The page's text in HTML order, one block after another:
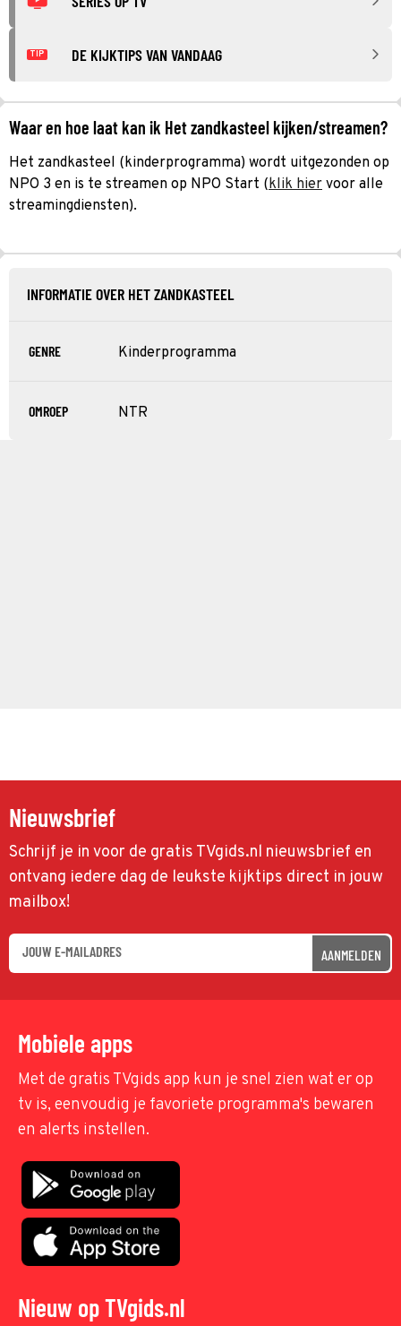
TIP DE KIJKTIPS VAN VANDAAG
Waar en hoe laat kan ik Het zandkasteel kijken/streamen?
Het zandkasteel (kinderprogramma) wordt uitgezonden op
NPO 3 en is te streamen op NPO Start (klik hier voor alle
streamingdiensten).
INFORMATIE OVER HET ZANDKASTEEL
GENRE Kinderprogramma
OMROEP NTR
Nieuwsbrief
Schrijf je in voor de gratis TVgids.nl nieuwsbrief en
ontvang iedere dag de leukste kijktips direct in jouw
mailbox!
AANMELDEN
Mobiele apps
Met de gratis TVgids app kun je snel zien wat er op
tv is, eenvoudig je favoriete programma's bewaren
en alerts instellen.
Nieuw op TVgids.nl